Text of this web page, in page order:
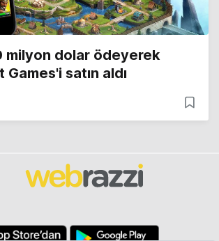
milyon dolar ödeyerek
Games'i satın aldı